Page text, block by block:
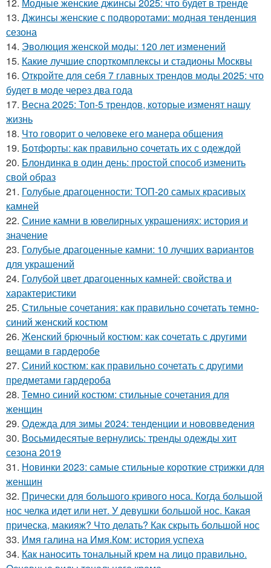
13. Джинсы женские с подворотами: модная тенденция
сезона
14. Эволюция женской моды: 120 лет изменений
15. Какие лучшие спорткомплексы и стадионы Москвы
16. Откройте для себя 7 главных трендов моды 2025: что
будет в моде через два года
17. Весна 2025: Топ-5 трендов, которые изменят нашу
жизнь
18. Что говорит о человеке его манера общения
19. Ботфорты: как правильно сочетать их с одеждой
20. Блондинка в один день: простой способ изменить
свой образ
21. Голубые драгоценности: ТОП-20 самых красивых
камней
22. Синие камни в ювелирных украшениях: история и
значение
23. Голубые драгоценные камни: 10 лучших вариантов
для украшений
24. Голубой цвет драгоценных камней: свойства и
характеристики
25. Стильные сочетания: как правильно сочетать темно-
синий женский костюм
26. Женский брючный костюм: как сочетать с другими
вещами в гардеробе
27. Синий костюм: как правильно сочетать с другими
предметами гардероба
28. Темно синий костюм: стильные сочетания для
женщин
29. Одежда для зимы 2024: тенденции и нововведения
30. Восьмидесятые вернулись: тренды одежды хит
сезона 2019
31. Новинки 2023: самые стильные короткие стрижки для
женщин
32. Прически для большого кривого носа. Когда большой
нос челка идет или нет. У девушки большой нос. Какая
прическа, макияж? Что делать? Как скрыть большой нос
33. Имя галина на Имя.Ком: история успеха
34. Как наносить тональный крем на лицо правильно.